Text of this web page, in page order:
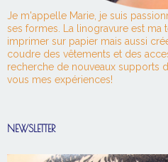
Je m'appelle Marie, je suis
ses formes. La linogravure est ma
imprimer sur papier mais aussi
coudre des vêtements et des
recherche de nouveaux supports
vous mes expériences!
NEWSLETTER